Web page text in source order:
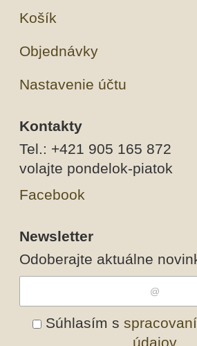
Košík
Objednávky
Nastavenie účtu
Kontakty
Tel.: +421 905 165 872
volajte pondelok-piatok
Facebook
Newsletter
Odoberajte aktuálne
Súhlasím s
údajov